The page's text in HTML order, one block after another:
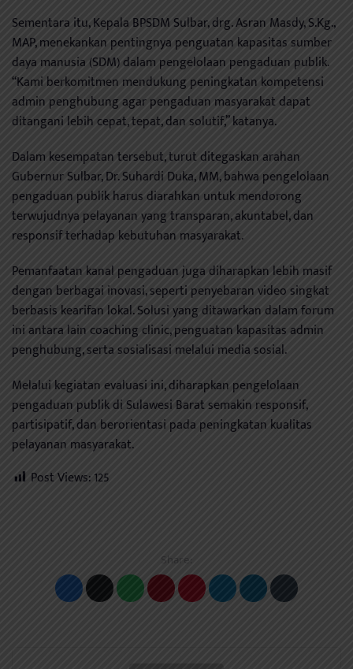
Sementara itu, Kepala BPSDM Sulbar, drg. Asran Masdy, S.Kg.,
MAP, menekankan pentingnya penguatan kapasitas sumber
daya manusia (SDM) dalam pengelolaan pengaduan publik.
“Kami berkomitmen mendukung peningkatan kompetensi
admin penghubung agar pengaduan masyarakat dapat
ditangani lebih cepat, tepat, dan solutif,” katanya.
Dalam kesempatan tersebut, turut ditegaskan arahan
Gubernur Sulbar, Dr. Suhardi Duka, MM, bahwa pengelolaan
pengaduan publik harus diarahkan untuk mendorong
terwujudnya pelayanan yang transparan, akuntabel, dan
responsif terhadap kebutuhan masyarakat.
Pemanfaatan kanal pengaduan juga diharapkan lebih masif
dengan berbagai inovasi, seperti penyebaran video singkat
berbasis kearifan lokal. Solusi yang ditawarkan dalam forum
ini antara lain coaching clinic, penguatan kapasitas admin
penghubung, serta sosialisasi melalui media sosial.
Melalui kegiatan evaluasi ini, diharapkan pengelolaan
pengaduan publik di Sulawesi Barat semakin responsif,
partisipatif, dan berorientasi pada peningkatan kualitas
pelayanan masyarakat.
Post Views:125
Share: